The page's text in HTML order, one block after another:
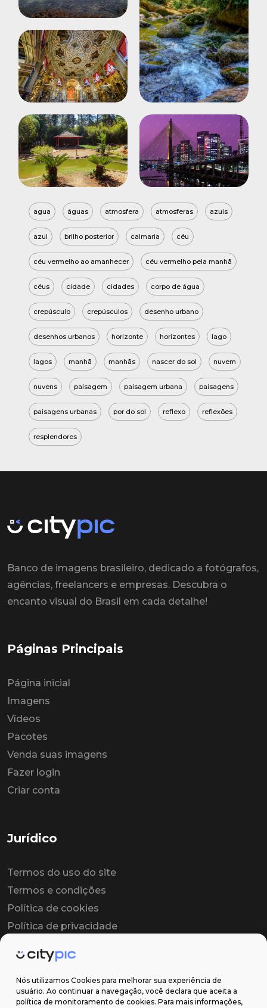
Nós utilizamos Cookies para melhorar sua experiência de
usuário. Ao continuar a navegação, você declara que aceita a
política de monitoramento de cookies. Para mais informações,
agua águas atmosfera atmosferas azuis
azul brilho posterior calmaria céu
céu vermelho ao amanhecer céu vermelho pela manhã
céus cidade cidades corpo de água
crepúsculo crepúsculos desenho urbano
desenhos urbanos horizonte horizontes lago
lagos manhã manhãs nascer do sol nuvem
nuvens paisagem paisagem urbana paisagens
paisagens urbanas por do sol reflexo reflexões
resplendores
Banco de imagens brasileiro, dedicado a fotógrafos,
agências, freelancers e empresas. Descubra o
encanto visual do Brasil em cada detalhe!
Páginas Principais
Página inicial
Imagens
Vídeos
Pacotes
Venda suas imagens
Fazer login
Criar conta
Jurídico
Termos do uso do site
Termos e condições
Política de cookies
Política de privacidade
Contrato de licença